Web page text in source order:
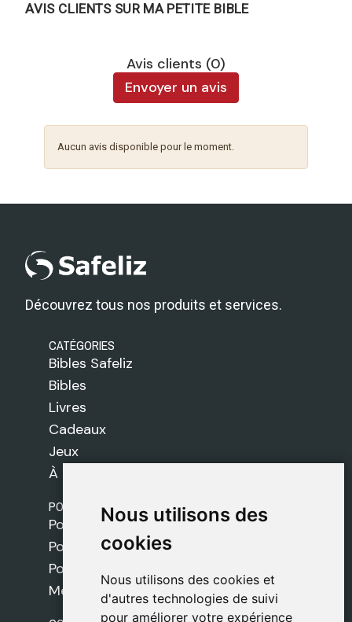
Nous utilisons des
cookies
Nous utilisons des cookies et
d'autres technologies de suivi
pour améliorer votre expérience
Nous utilisons des
cookies
Nous utilisons des cookies et
d'autres technologies de suivi
pour améliorer votre expérience
AVIS CLIENTS SUR MA PETITE BIBLE
Avis clients (0)
Envoyer un avis
Aucun avis disponible pour le moment.
Découvrez tous nos produits et services.
CATÉGORIES
Bibles Safeliz
Bibles
Livres
Cadeaux
Jeux
À propos de nous
POLITIQUES
Politique de livraison
Politique de cookies
Politique de confidentialité
Mentions légales